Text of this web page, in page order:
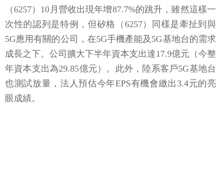
（6257）10月營收出現年增87.7%的跳升，雖然這樣一
次性的認列是特例，但矽格（6257）同樣是牽扯到與
5G應用有關的公司，在5G手機產能及5G基地台的需求
成長之下。公司擴大下半年資本支出達17.9億元（今整
年資本支出為29.85億元）。此外，陸系客戶5G基地台
也測試放量，法人預估今年EPS有機會繳出3.4元的亮
眼成績。